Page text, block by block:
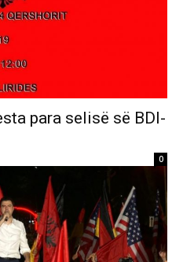
para selisë së BDI-
0